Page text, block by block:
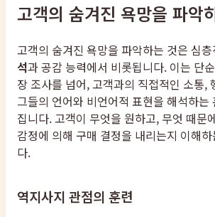
고객의 숨겨진 욕망을 파악
고객의 숨겨진 욕망을 파악하는 것은 심층
석과 공감 능력에서 비롯됩니다. 이는 단
장 조사를 넘어, 고객과의 직접적인 소통,
그들의 언어와 비언어적 표현을 해석하는
집니다. 고객이 무엇을 원하고, 무엇 때문
감정에 의해 구매 결정을 내리는지 이해
다.
역지사지 관점의 훈련